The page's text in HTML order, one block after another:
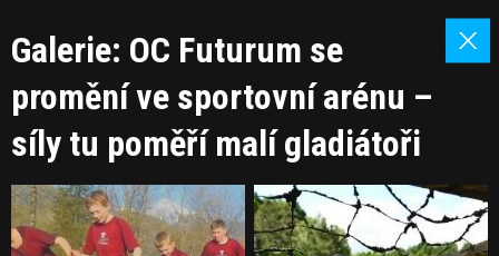
Galerie: OC Futurum se
promění ve sportovní arénu –
síly tu poměří malí gladiátoři